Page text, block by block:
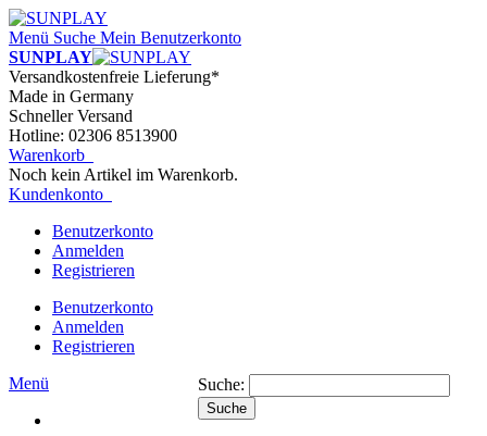
Menü Suche Mein Benutzerkonto
SUNPLAY
Versandkostenfreie Lieferung*
Made in Germany
Schneller Versand
Hotline: 02306 8513900
Warenkorb
Noch kein Artikel im Warenkorb.
Kundenkonto
Benutzerkonto
Anmelden
Registrieren
Benutzerkonto
Anmelden
Registrieren
Menü
Suche:
Suche